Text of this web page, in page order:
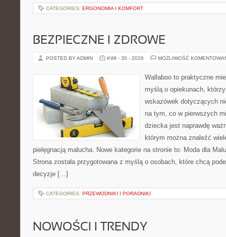
CATEGORIES: ERGONOMIA I KOMFORT
BEZPIECZNE I ZDROWE
POSTED BY ADMIN KWI - 30 - 2026 MOŻLIWOŚĆ
Wallaboo to praktyczne
myślą o opiekunach,
wskazówek dotyczących
na tym, co w pierwszych
dziecka jest naprawdę
którym można znaleźć
pielęgnacją malucha. Nowe kategorie na stronie to: Moda dla
Strona została przygotowana z myślą o osobach, które chcą
decyzje […]
CATEGORIES: PRZEWODNIKI I PORADNIKI
NOWOŚCI I TRENDY